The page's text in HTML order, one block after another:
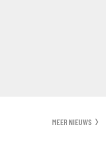
MEER NIEUWS